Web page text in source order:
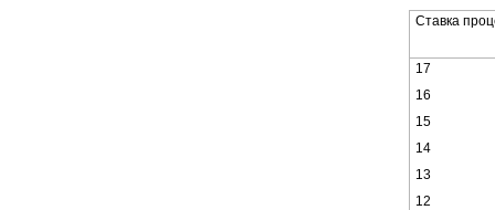
Ставка
17
16
15
14
13
12